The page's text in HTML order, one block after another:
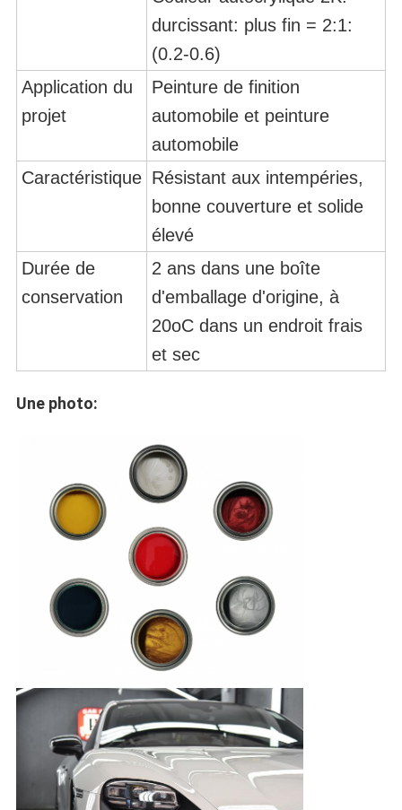
durcissant: plus fin = 2:1:
(0.2-0.6)
Application du
projet
Peinture de finition
automobile et peinture
automobile
Caractéristique Résistant aux intempéries,
bonne couverture et solide
élevé
Durée de
conservation
2 ans dans une boîte
d'emballage d'origine, à
20oC dans un endroit frais
et sec
Une photo: